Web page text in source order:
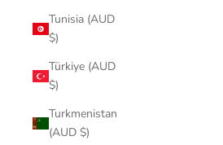
Tunisia (AUD
$)
Türkiye (AUD
$)
Turkmenistan
(AUD $)